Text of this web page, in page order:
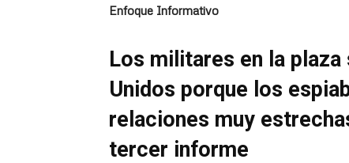
Enfoque Informativo
Los militares en la
Unidos porque los
relaciones muy
tercer informe